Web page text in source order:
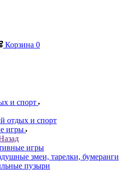
Корзина 0
и спорт
отдых и спорт
игры
игры
змеи, тарелки, бумеранги
пузыри